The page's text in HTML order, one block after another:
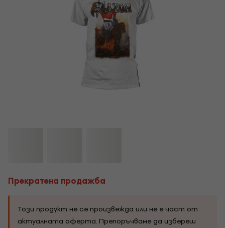
Прекратена продажба
Този продукт не се произвежда или не е част от
актуалната оферта. Препоръчваме да избереш